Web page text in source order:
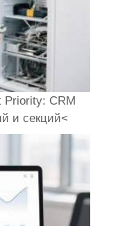
Priority: CRM
и секций<